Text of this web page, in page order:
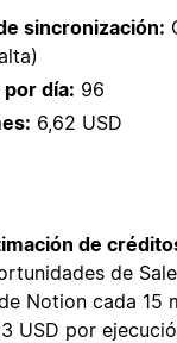
sincronización:
día: 96
6,62 USD
de
de
Notion cada 15
USD por